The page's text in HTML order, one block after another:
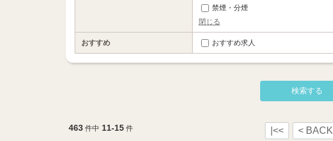
禁煙・分煙
閉じる
おすすめ おすすめ求人
463件中 11-15件 |<< < BACK